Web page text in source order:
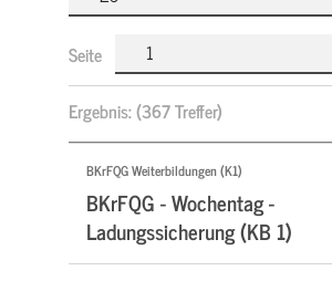
Seite
Ergebnis:(367 Treffer)
BKrFQG Weiterbildungen (K1)
BKrFQG - Wochentag -
Ladungssicherung (KB 1)